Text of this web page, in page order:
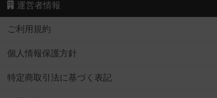
運営者情報
ご利用規約
個人情報保護方針
特定商取引法に基づく表記